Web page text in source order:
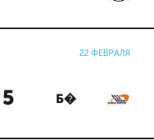
22 ФЕВРАЛЯ
5 Б�